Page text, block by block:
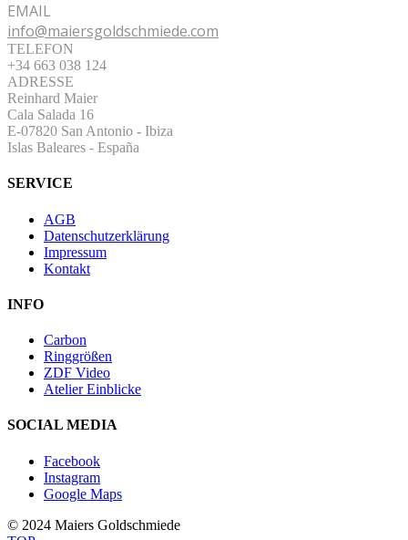
EMAIL
info@maiersgoldschmiede.com
TELEFON
+34 663 038 124
ADRESSE
Reinhard Maier
Cala Salada 16
E-07820 San Antonio - Ibiza
Islas Baleares - España
SERVICE
AGB
Datenschutzerklärung
Impressum
Kontakt
INFO
Carbon
Ringgrößen
ZDF Video
Atelier Einblicke
SOCIAL MEDIA
Facebook
Instagram
Google Maps
© 2024 Maiers Goldschmiede